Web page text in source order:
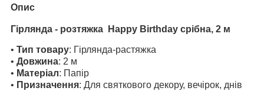
Опис
Гірлянда - розтяжка Happy Birthday срібна, 2 м
• Тип товару: Гірлянда-растяжка
• Довжина: 2 м
• Матеріал: Папір
• Призначення: Для святкового декору, вечірок, днів